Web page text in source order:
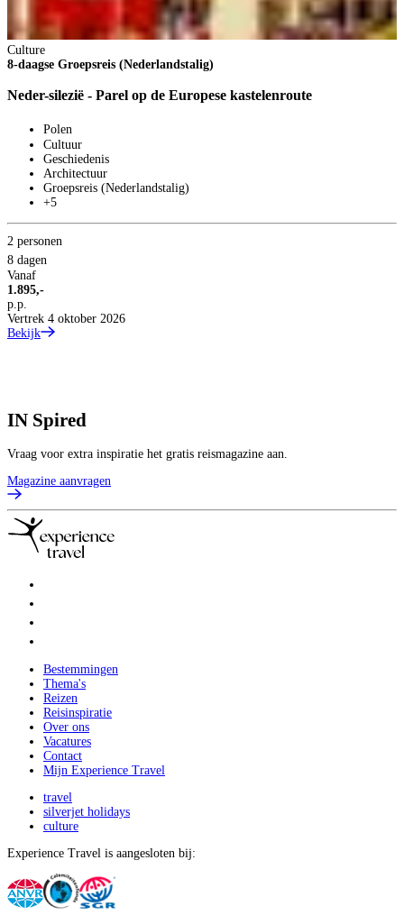
Culture
8-daagse Groepsreis (Nederlandstalig)
Neder-silezië - Parel op de Europese kastelenroute
Polen
Cultuur
Geschiedenis
Architectuur
Groepsreis (Nederlandstalig)
+5
2 personen
8 dagen
Vanaf
1.895,-
p.p.
Vertrek 4 oktober 2026
Bekijk
IN Spired
Vraag voor extra inspiratie het gratis reismagazine aan.
Magazine aanvragen
Bestemmingen
Thema's
Reizen
Reisinspiratie
Over ons
Vacatures
Contact
Mijn Experience Travel
travel
silverjet holidays
culture
Experience Travel is aangesloten bij: